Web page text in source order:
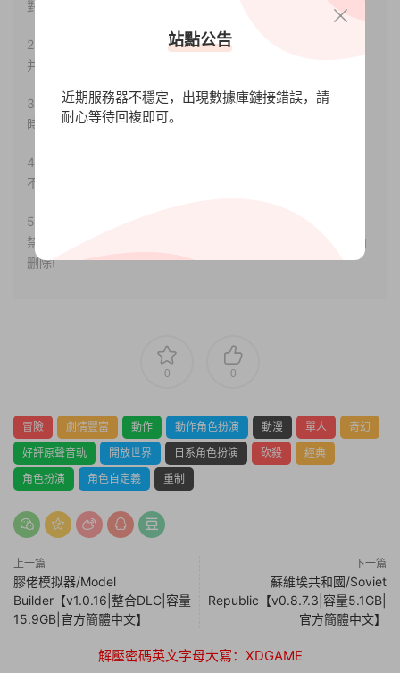
對其真實性負責。
2.若您需要商業運營或用于其他商業活動，請您購買正版授權
并合法使用。
3.如果本站有侵犯、不妥之處的資源，請聯系我們。将會第一
時間解決！
4.本站部分内容均由互聯網收集整理，僅供大家參考、學習，
不存在任何商業目的與商業用途。
5.本站提供的所有資源僅供參考學習使用，版權歸原著所有，
禁止下載本站資源參與任何商業和非法行爲，請于24小時之内
删除!
0 0
冒險 劇情豐富 動作 動作角色扮演 動漫 單人
奇幻
好評原聲音軌
開放世界 日系角色扮演 砍殺
經典
角色扮演
角色自定義 重制
上一篇
膠佬模拟器/Model
Builder【v1.0.16|整合DLC|容量
15.9GB|官方簡體中文】
下一篇
蘇維埃共和國/Soviet
Republic【v0.8.7.3|容量5.1GB|
官方簡體中文】
解壓密碼英文字母大寫：XDGAME
站點公告
近期服務器不穩定，出現數據庫鏈接錯誤，請
耐心等待回複即可。